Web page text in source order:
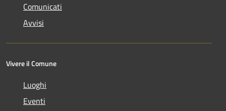
Comunicati
Avvisi
Vivere il Comune
Luoghi
Eventi